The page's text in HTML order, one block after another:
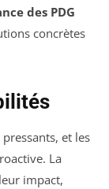
des PDG
concrètes
et les
La
impact,